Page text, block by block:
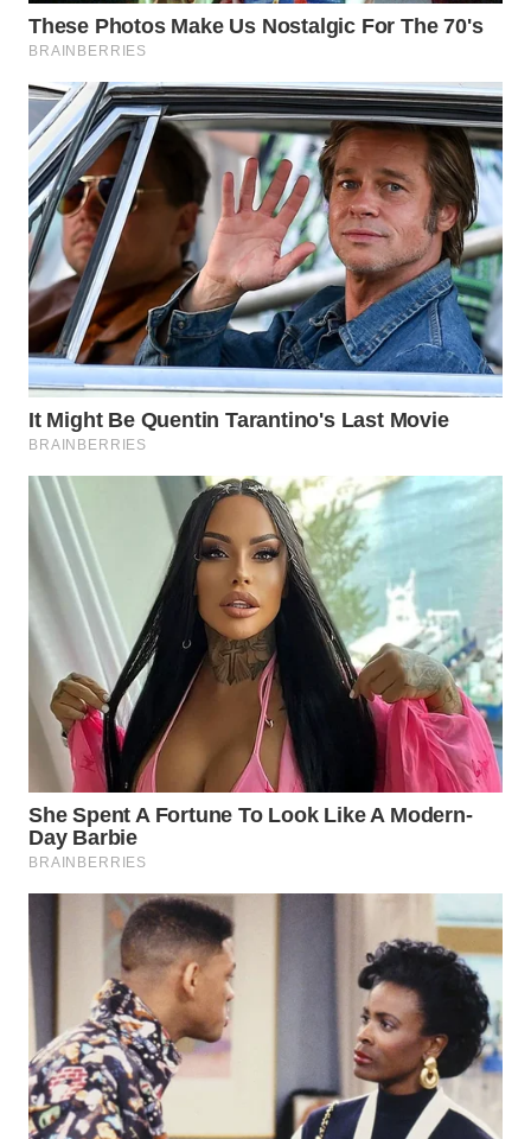
PRIANGAN
TIMUR
WN
SEMARANG
WN
SOLO
WN
BOROBUDUR
WN
MADURA
SURABAYA
WN
NATUNA
BINTAN
WN
MANDALIKA
WN
LIKUPANG
LABUANBAJO
BORNEO
Wahana
Media
Group